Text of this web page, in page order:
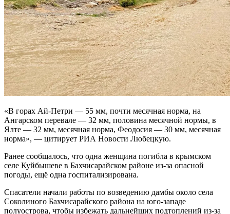
«В горах Ай-Петри — 55 мм, почти месячная норма, на
Ангарском перевале — 32 мм, половина месячной нормы, в
Ялте — 32 мм, месячная норма, Феодосия — 30 мм, месячная
норма», — цитирует РИА Новости Любецкую.
Ранее сообщалось, что одна женщина погибла в крымском
селе Куйбышеве в Бахчисарайском районе из-за опасной
погоды, ещё одна госпитализирована.
Спасатели начали работы по возведению дамбы около села
Соколиного Бахчисарайского района на юго-западе
полуострова, чтобы избежать дальнейших подтоплений из-за